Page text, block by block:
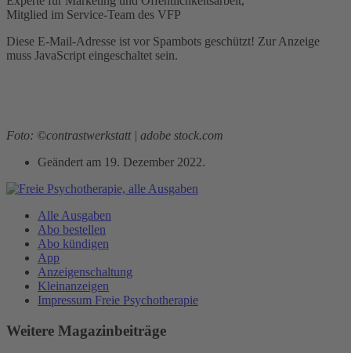
Mitglied im Service-Team des VFP
Diese E-Mail-Adresse ist vor Spambots geschützt! Zur Anzeige
muss JavaScript eingeschaltet sein.
Foto: ©contrastwerkstatt | adobe stock.com
Geändert am 19. Dezember 2022.
Alle Ausgaben
Abo bestellen
Abo kündigen
App
Anzeigenschaltung
Kleinanzeigen
Impressum Freie Psychotherapie
Weitere Magazinbeiträge